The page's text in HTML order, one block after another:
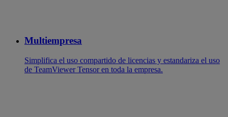
Multiempresa
Simplifica el uso compartido de licencias y estandariza el uso
de TeamViewer Tensor en toda la empresa.